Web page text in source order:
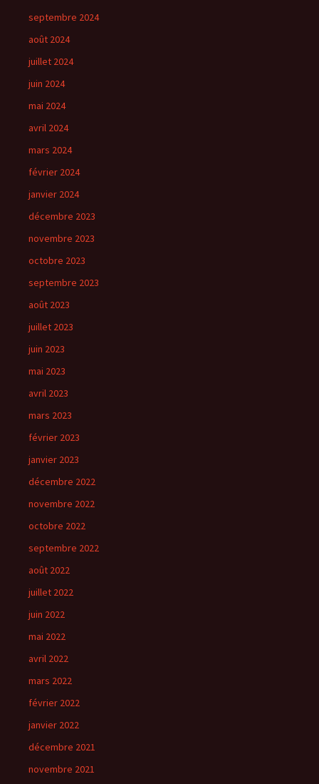
septembre 2024
août 2024
juillet 2024
juin 2024
mai 2024
avril 2024
mars 2024
février 2024
janvier 2024
décembre 2023
novembre 2023
octobre 2023
septembre 2023
août 2023
juillet 2023
juin 2023
mai 2023
avril 2023
mars 2023
février 2023
janvier 2023
décembre 2022
novembre 2022
octobre 2022
septembre 2022
août 2022
juillet 2022
juin 2022
mai 2022
avril 2022
mars 2022
février 2022
janvier 2022
décembre 2021
novembre 2021